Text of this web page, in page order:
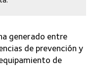
generado entre
de prevención y
de